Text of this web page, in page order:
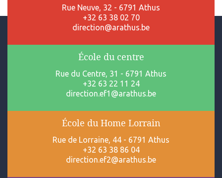
Rue Neuve, 32 - 6791 Athus
+32 63 38 02 70
direction@arathus.be
École du centre
Rue du Centre, 31 - 6791 Athus
+32 63 22 11 24
direction.ef1@arathus.be
École du Home Lorrain
Rue de Lorraine, 44 - 6791 Athus
+32 63 38 86 04
direction.ef2@arathus.be